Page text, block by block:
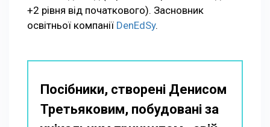
+2 рівня від початкового). Засновник
освітньої компанії DenEdSy.
Посібники, створені Денисом
Третьяковим, побудовані за